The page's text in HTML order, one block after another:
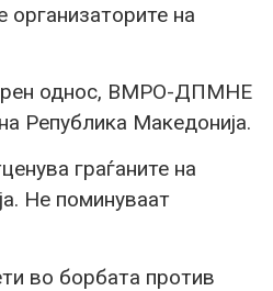
организаторите на
однос, ВМРО-ДПМНЕ
Република Македонија.
граѓаните на
Не поминуваат
во борбата против